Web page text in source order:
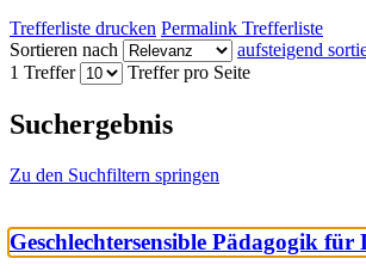
Trefferliste drucken Permalink Trefferliste
Sortieren nach
aufsteigend
1 Treffer
Treffer pro Seite
Suchergebnis
Zu den Suchfiltern springen
Geschlechtersensible Pädagogik